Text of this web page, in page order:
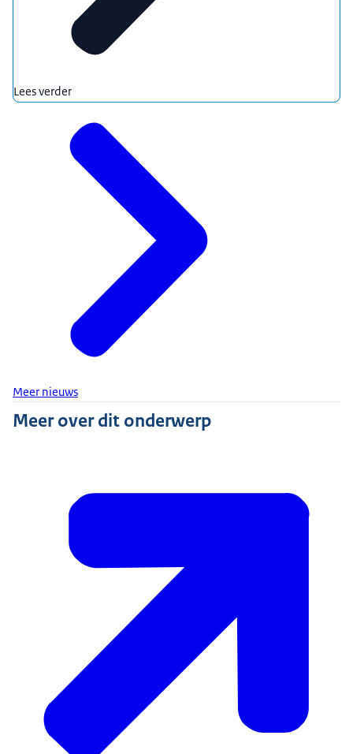
Lees verder
Meer nieuws
Meer over dit onderwerp